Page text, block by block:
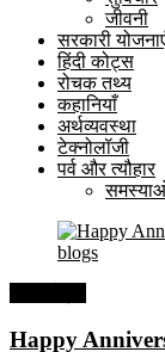
जीवनी
सरकारी
हिंदी कोट्स
रोचक तथ्य
कहानियाँ
अर्थव्यवस्था
टेक्नोलॉजी
पर्व और त्यौहार
Happy